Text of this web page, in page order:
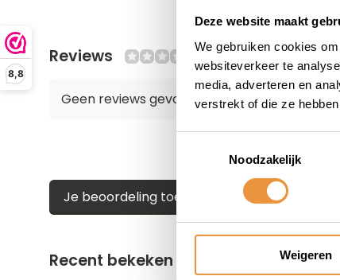
Deze website maakt
We gebruiken cookies
websiteverkeer te
media, adverteren en
verstrekt of die ze
Noodzakelijk
Weigeren
8,8
Reviews 0/10
Geen reviews gevonden
Je beoordeling toevoegen
Recent bekeken